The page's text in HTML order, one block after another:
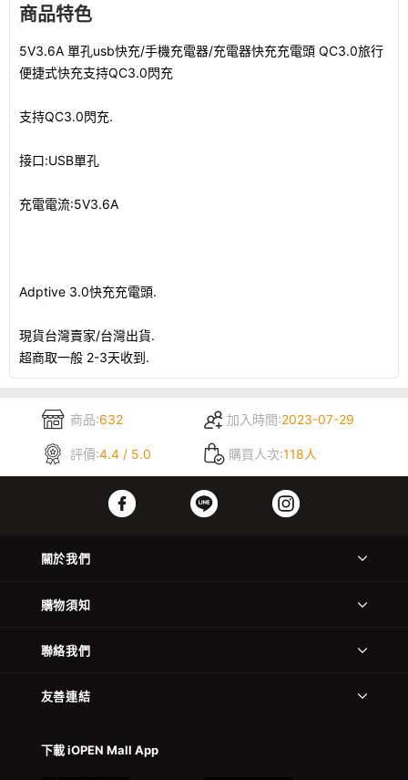
商品特色
5V3.6A 單孔usb快充/手機充電器/充電器快充充電頭 QC3.0旅行
便捷式快充支持QC3.0閃充
支持QC3.0閃充.
接口:USB單孔
充電電流:5V3.6A
Adptive 3.0快充充電頭.
現貨台灣賣家/台灣出貨.
超商取一般 2-3天收到.
商品:632 加入時間:2023-07-29
評價:4.4 / 5.0 購買人次:118人
關於我們
購物須知
聯絡我們
友善連結
下載 iOPEN Mall App